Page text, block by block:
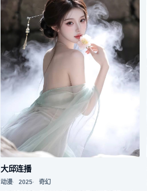
大邱连播
动漫 2025 奇幻